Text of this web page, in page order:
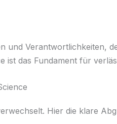
und Verantwortlichkeiten,
ist das Fundament für
Hier die klare